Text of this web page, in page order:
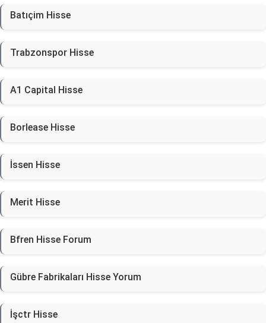
Batıçim Hisse
Trabzonspor Hisse
A1 Capital Hisse
Borlease Hisse
İssen Hisse
Merit Hisse
Bfren Hisse Forum
Gübre Fabrikaları Hisse Yorum
İşctr Hisse